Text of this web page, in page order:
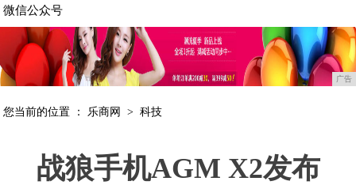
微信公众号
广告
您当前的位置 ： 乐商网 >科技
战狼手机AGM X2发布